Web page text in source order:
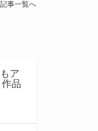
事一覧へ
ア
品